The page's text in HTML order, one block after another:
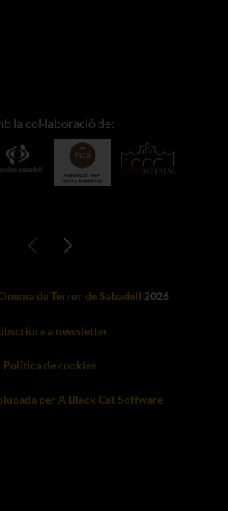
la col·laboració de:
de Terror de Sabadell 2026
a newsletter
Política de cookies
per A Black Cat Software